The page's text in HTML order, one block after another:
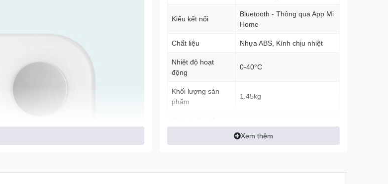
Kiểu kết nối
Bluetooth - Thông qua App Mi
Home
Chất liệu Nhựa ABS, Kính chịu nhiệt
Nhiệt độ hoạt
động
0-40°C
Khối lượng sản
phẩm
1.45kg
Kích thước sản
300 x 300 x 24.55mm
Xem thêm